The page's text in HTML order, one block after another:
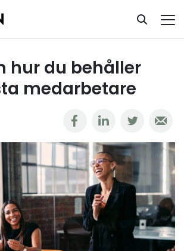
hur du behåller
medarbetare